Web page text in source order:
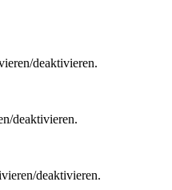
deaktivieren.
deaktivieren.
deaktivieren.